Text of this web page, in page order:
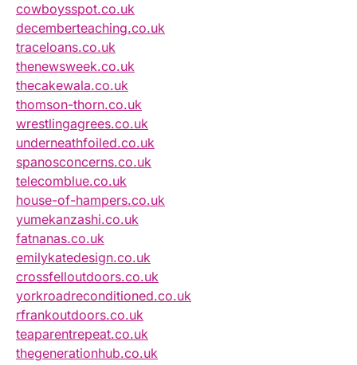
cowboysspot.co.uk
decemberteaching.co.uk
traceloans.co.uk
thenewsweek.co.uk
thecakewala.co.uk
thomson-thorn.co.uk
wrestlingagrees.co.uk
underneathfoiled.co.uk
spanosconcerns.co.uk
telecomblue.co.uk
house-of-hampers.co.uk
yumekanzashi.co.uk
fatnanas.co.uk
emilykatedesign.co.uk
crossfelloutdoors.co.uk
yorkroadreconditioned.co.uk
rfrankoutdoors.co.uk
teaparentrepeat.co.uk
thegenerationhub.co.uk